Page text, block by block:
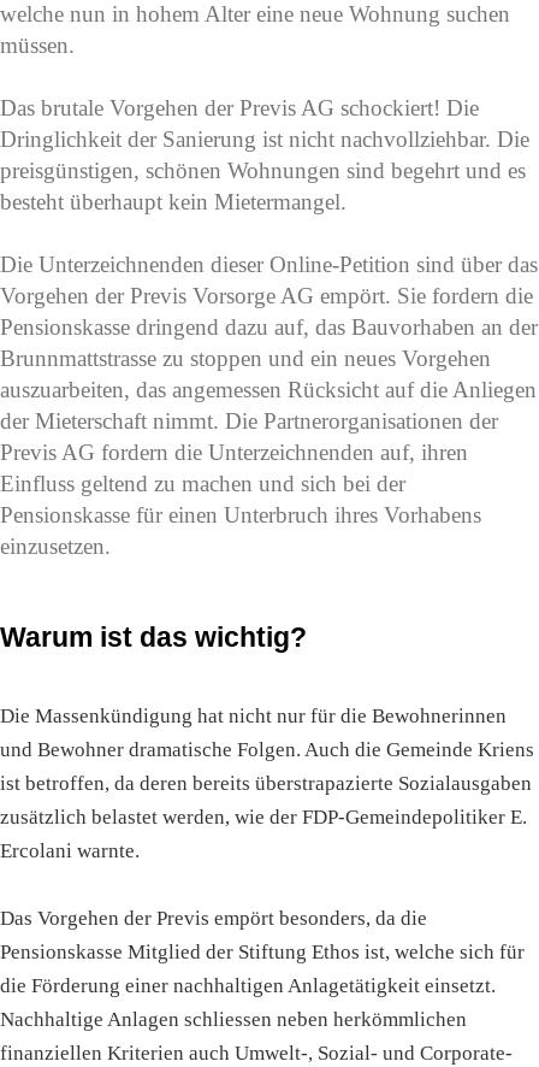
welche nun in hohem Alter eine neue Wohnung suchen
müssen.
Das brutale Vorgehen der Previs AG schockiert! Die
Dringlichkeit der Sanierung ist nicht nachvollziehbar. Die
preisgünstigen, schönen Wohnungen sind begehrt und es
besteht überhaupt kein Mietermangel.
Die Unterzeichnenden dieser Online-Petition sind über das
Vorgehen der Previs Vorsorge AG empört. Sie fordern die
Pensionskasse dringend dazu auf, das Bauvorhaben an der
Brunnmattstrasse zu stoppen und ein neues Vorgehen
auszuarbeiten, das angemessen Rücksicht auf die Anliegen
der Mieterschaft nimmt. Die Partnerorganisationen der
Previs AG fordern die Unterzeichnenden auf, ihren
Einfluss geltend zu machen und sich bei der
Pensionskasse für einen Unterbruch ihres Vorhabens
einzusetzen.
Warum ist das wichtig?
Die Massenkündigung hat nicht nur für die Bewohnerinnen
und Bewohner dramatische Folgen. Auch die Gemeinde Kriens
ist betroffen, da deren bereits überstrapazierte Sozialausgaben
zusätzlich belastet werden, wie der FDP-Gemeindepolitiker E.
Ercolani warnte.
Das Vorgehen der Previs empört besonders, da die
Pensionskasse Mitglied der Stiftung Ethos ist, welche sich für
die Förderung einer nachhaltigen Anlagetätigkeit einsetzt.
Nachhaltige Anlagen schliessen neben herkömmlichen
finanziellen Kriterien auch Umwelt-, Sozial- und Corporate-